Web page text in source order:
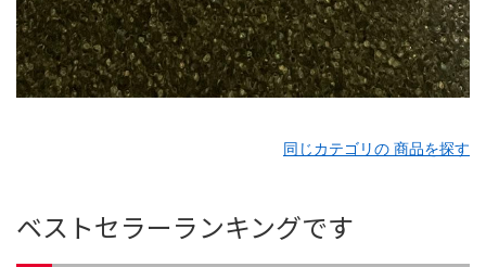
同じカテゴリの 商品を探す
ベストセラーランキングです